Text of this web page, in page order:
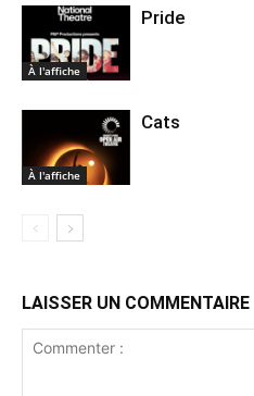
À l'affiche
Pride
À l'affiche
Cats
LAISSER UN COMMENTAIRE